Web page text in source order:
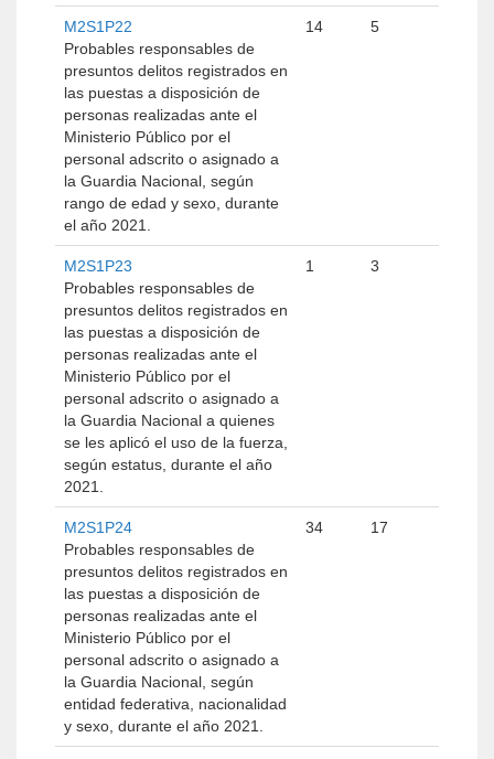
M2S1P22
Probables responsables de
presuntos delitos registrados en
las puestas a disposición de
personas realizadas ante el
Ministerio Público por el
personal adscrito o asignado a
la Guardia Nacional, según
rango de edad y sexo, durante
el año 2021.
14 5
M2S1P23
Probables responsables de
presuntos delitos registrados en
las puestas a disposición de
personas realizadas ante el
Ministerio Público por el
personal adscrito o asignado a
la Guardia Nacional a quienes
se les aplicó el uso de la fuerza,
según estatus, durante el año
2021.
1 3
M2S1P24
Probables responsables de
presuntos delitos registrados en
las puestas a disposición de
personas realizadas ante el
Ministerio Público por el
personal adscrito o asignado a
la Guardia Nacional, según
entidad federativa, nacionalidad
y sexo, durante el año 2021.
34 17